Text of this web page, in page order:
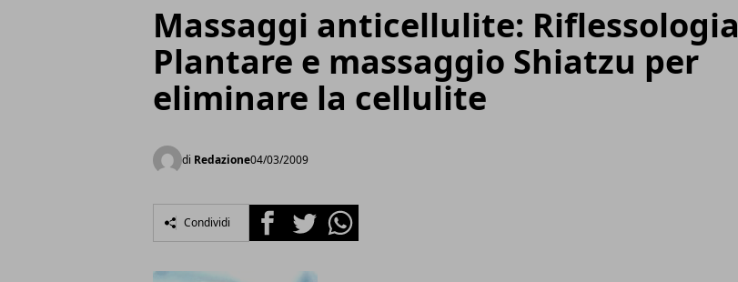
Massaggi anticellulite: Riflessologia
Plantare e massaggio Shiatzu per
eliminare la cellulite
di Redazione04/03/2009
Condividi FacebookTwitterWhatsapp